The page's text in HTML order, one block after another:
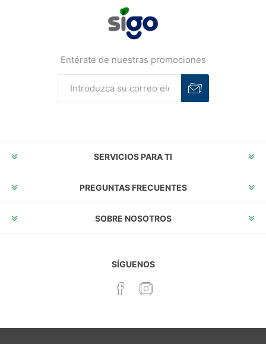
Entérate de nuestras promociones
SERVICIOS PARA TI
PREGUNTAS FRECUENTES
SOBRE NOSOTROS
SÍGUENOS